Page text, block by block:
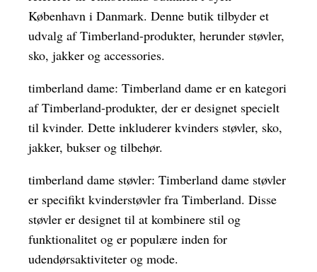
København i Danmark. Denne butik tilbyder et
udvalg af Timberland-produkter, herunder støvler,
sko, jakker og accessories.
timberland dame: Timberland dame er en kategori
af Timberland-produkter, der er designet specielt
til kvinder. Dette inkluderer kvinders støvler, sko,
jakker, bukser og tilbehør.
timberland dame støvler: Timberland dame støvler
er specifikt kvinderstøvler fra Timberland. Disse
støvler er designet til at kombinere stil og
funktionalitet og er populære inden for
udendørsaktiviteter og mode.